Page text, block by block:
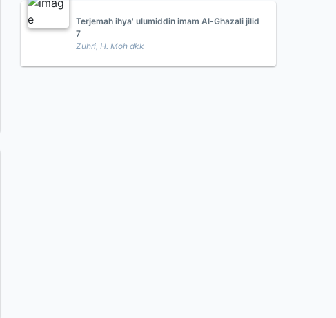
Terjemah ihya' ulumiddin imam Al-Ghazali jilid
7
Zuhri, H. Moh dkk